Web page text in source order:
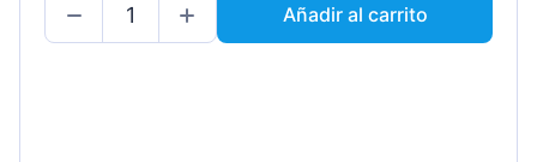
Añadir al carrito